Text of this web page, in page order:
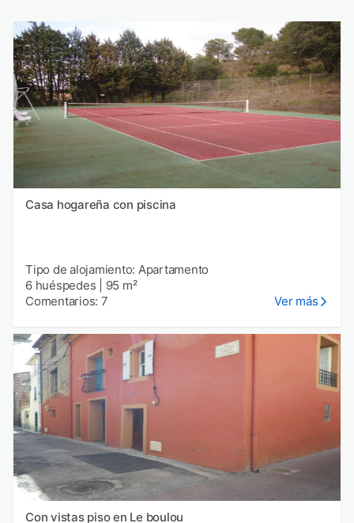
Casa hogareña con piscina
Tipo de alojamiento: Apartamento
6 huéspedes
95 m²
Comentarios: 7
Ver más
Con vistas piso en Le boulou